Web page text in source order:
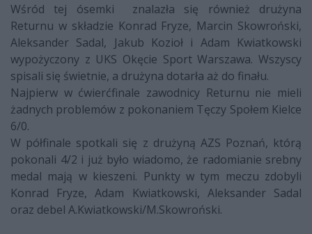
Wśród tej ósemki znalazła się również drużyna
Returnu w składzie Konrad Fryze, Marcin Skowroński,
Aleksander Sadal, Jakub Kozioł i Adam Kwiatkowski
wypożyczony z UKS Okęcie Sport Warszawa. Wszyscy
spisali się świetnie, a drużyna dotarła aż do finału.
Najpierw w ćwierćfinale zawodnicy Returnu nie mieli
żadnych problemów z pokonaniem Tęczy Społem Kielce
6/0.
W półfinale spotkali się z drużyną AZS Poznań, którą
pokonali 4/2 i już było wiadomo, że radomianie srebny
medal mają w kieszeni. Punkty w tym meczu zdobyli
Konrad Fryze, Adam Kwiatkowski, Aleksander Sadal
oraz debel A.Kwiatkowski/M.Skowroński.